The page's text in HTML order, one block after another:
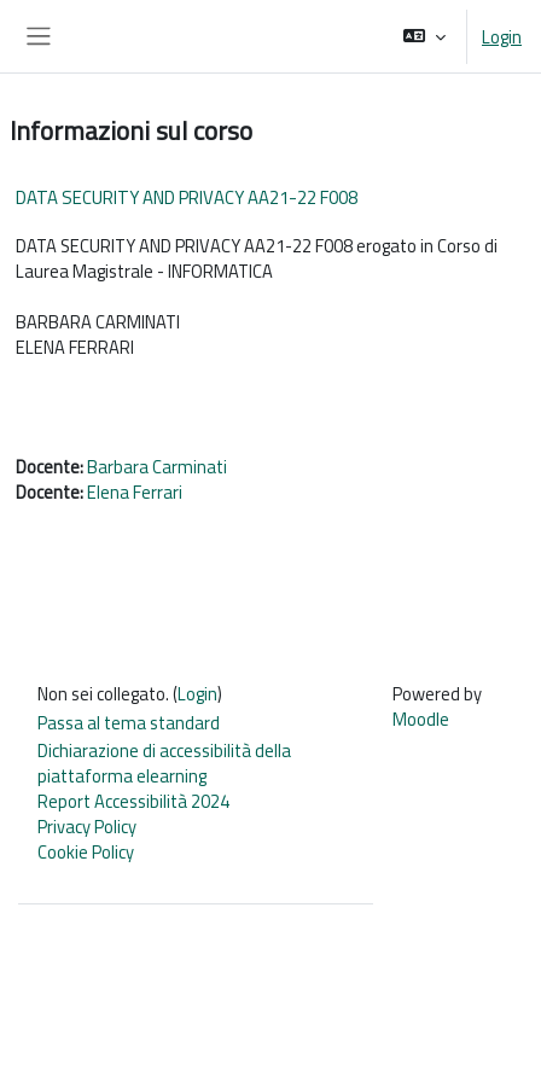
Login
Informazioni sul corso
DATA SECURITY AND PRIVACY AA21-22 F008
DATA SECURITY AND PRIVACY AA21-22 F008 erogato in Corso di
Laurea Magistrale - INFORMATICA
BARBARA CARMINATI
ELENA FERRARI
Docente:Barbara Carminati
Docente:Elena Ferrari
Non sei collegato. (Login)
Passa al tema standard
Dichiarazione di accessibilità della
piattaforma elearning
Report Accessibilità 2024
Privacy Policy
Cookie Policy
Powered by
Moodle